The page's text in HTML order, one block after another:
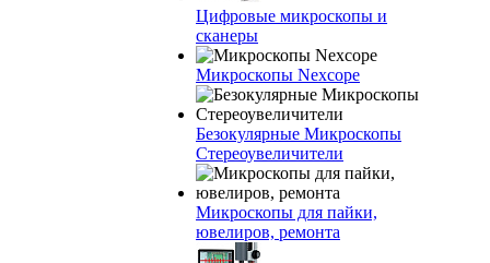
Цифровые микроскопы и
сканеры
Микроскопы Nexcope
Безокулярные Микроскопы
Стереоувеличители
Микроскопы для пайки,
ювелиров, ремонта